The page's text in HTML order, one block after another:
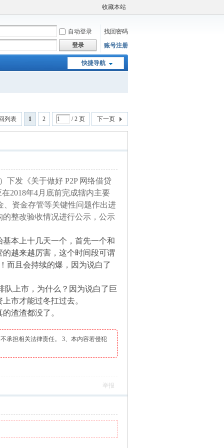
收藏本站
自动登录
找回密码
登录
账号注册
快捷导航
1 2 / 2 页 下一页
列表
下发《关于做好 P2P 网络借贷
2018年4月底前完成辖内主要
、资金存管等关键性问题作出进
整改验收情况进行公示，公示
本上十几天一个，首先一个和
越来越厉害，这个时间段可谓
而且会持续的爆，因为说白了
队上市，为什么？因为说白了巨
市才能过冬扛过去。
渣渣都没了。
承担相关法律责任。 3、本内容若侵犯
举报